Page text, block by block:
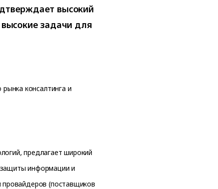
высокий
задачи для
консалтинга и
предлагает широкий
защиты информации и
провайдеров (поставщиков